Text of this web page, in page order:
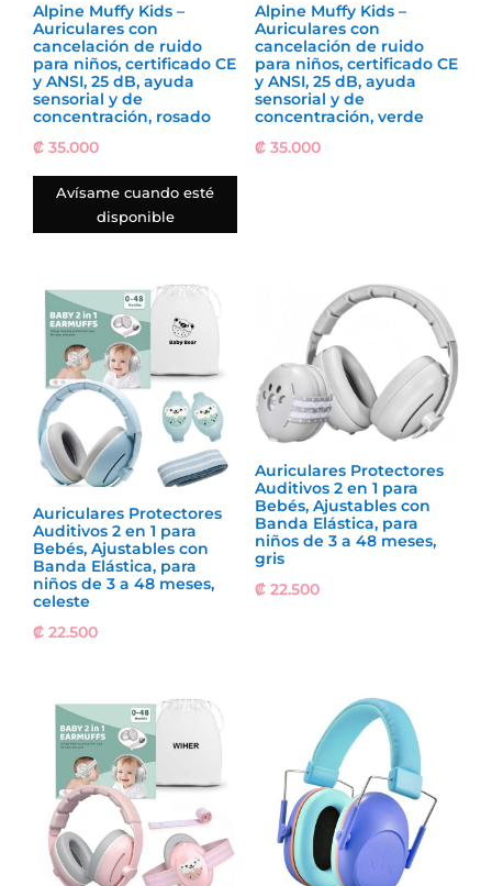
Alpine Muffy Kids –
Auriculares con
cancelación de ruido
para niños, certificado CE
y ANSI, 25 dB, ayuda
sensorial y de
concentración, rosado
₡ 35.000
Avísame cuando esté
disponible
Alpine Muffy Kids –
Auriculares con
cancelación de ruido
para niños, certificado CE
y ANSI, 25 dB, ayuda
sensorial y de
concentración, verde
₡35.000
Auriculares Protectores
Auditivos 2 en 1 para
Bebés, Ajustables con
Banda Elástica, para
niños de 3 a 48 meses,
celeste
₡ 22.500
Auriculares Protectores
Auditivos 2 en 1 para
Bebés, Ajustables con
Banda Elástica, para
niños de 3 a 48 meses,
gris
₡22.500